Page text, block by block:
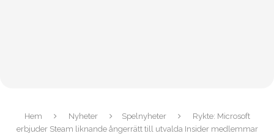
Hem Nyheter Spelnyheter
Rykte: Microsoft
erbjuder Steam liknande ångerrätt till utvalda Insider medlemmar